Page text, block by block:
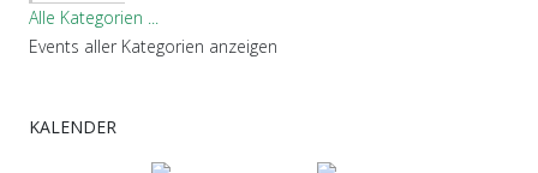
Alle Kategorien ...
Events aller Kategorien anzeigen
KALENDER